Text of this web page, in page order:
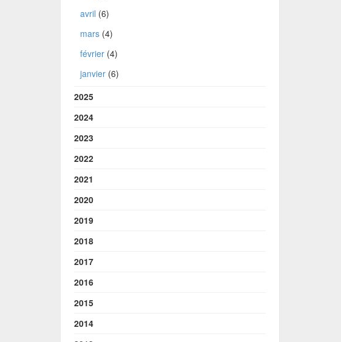
avril (6)
mars(4)
février(4)
janvier(6)
2025
2024
2023
2022
2021
2020
2019
2018
2017
2016
2015
2014